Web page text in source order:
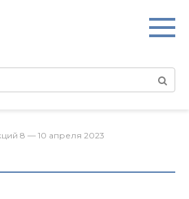
8 — 10 апреля 2023